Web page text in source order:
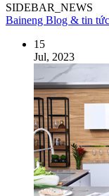
SIDEBAR_NEWS
Baineng Blog & tin tức
15
Jul, 2023